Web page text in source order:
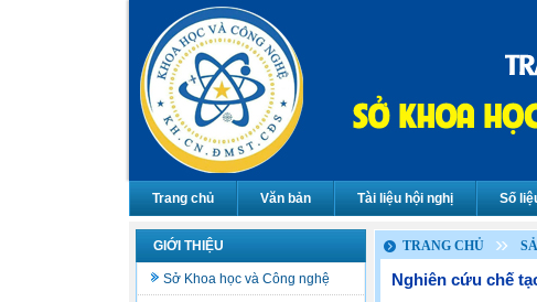
Trang chủ Văn bản Tài liệu hội nghị Số
GIỚI THIỆU
Sở Khoa học và Công nghệ
TRANG CHỦ
Nghiên cứu chế